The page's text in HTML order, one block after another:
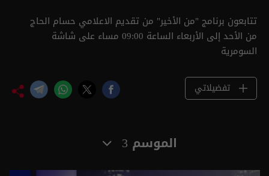
تتابعون برنامج "من الأخير" من تقديم الاعلامي حسام الحاج
من الأحد إلى الأربعاء الساعة 09:00 مساء على شاشة
السومرية
تفضيلاتي
الموسم 3